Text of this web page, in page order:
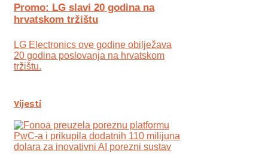
Promo: LG slavi 20 godina na
hrvatskom tržištu
LG Electronics ove godine obilježava
20 godina poslovanja na hrvatskom
tržištu.
Vijesti